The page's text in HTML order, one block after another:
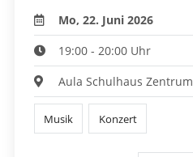
Mo, 22. Juni 2026
19:00 - 20:00 Uhr
Aula Schulhaus Zentrum
Musik Konzert